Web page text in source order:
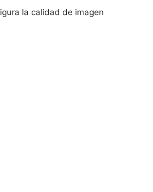
la calidad de imagen